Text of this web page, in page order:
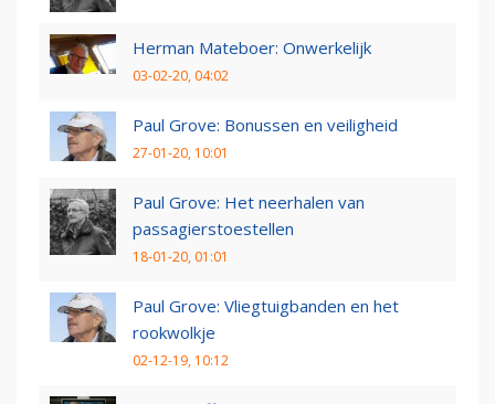
Herman Mateboer: Onwerkelijk
03-02-20, 04:02
Paul Grove: Bonussen en veiligheid
27-01-20, 10:01
Paul Grove: Het neerhalen van
passagierstoestellen
18-01-20, 01:01
Paul Grove: Vliegtuigbanden en het
rookwolkje
02-12-19, 10:12